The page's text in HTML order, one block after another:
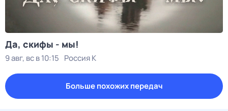
Да, скифы - мы!
9 авг, вс в 10:15 Россия К
Больше похожих передач